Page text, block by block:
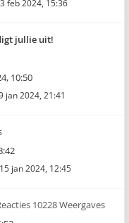
feb 2024, 15:36
jullie uit!
10:50
jan 2024, 21:41
jan 2024, 12:45
10228 Weergaves